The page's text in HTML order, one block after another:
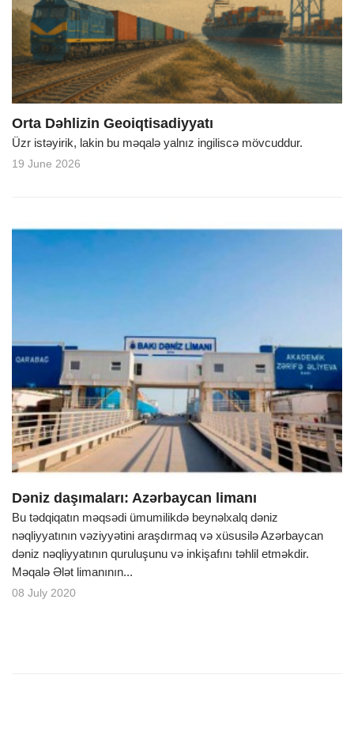
n
Orta Dəhlizin Geoiqtisadiyyatı
Üzr istəyirik, lakin bu məqalə yalnız ingiliscə mövcuddur.
19 June 2026
Dəniz daşımaları: Azərbaycan limanı
Bu tədqiqatın məqsədi ümumilikdə beynəlxalq dəniz
nəqliyyatının vəziyyətini araşdırmaq və xüsusilə Azərbaycan
dəniz nəqliyyatının quruluşunu və inkişafını təhlil etməkdir.
Məqalə Ələt limanının...
08 July 2020